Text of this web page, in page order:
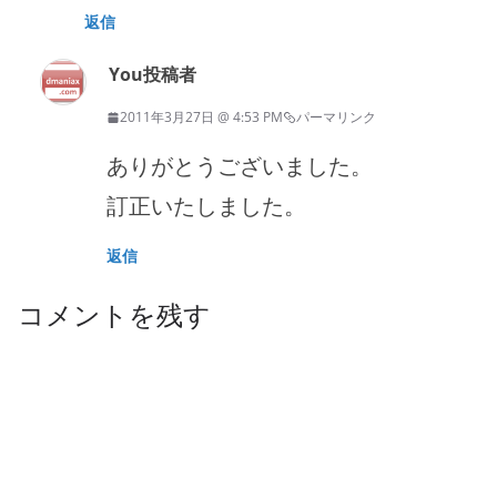
返信
You投稿者
2011年3月27日 @ 4:53 PM パーマリンク
ありがとうございました。
訂正いたしました。
返信
コメントを残す